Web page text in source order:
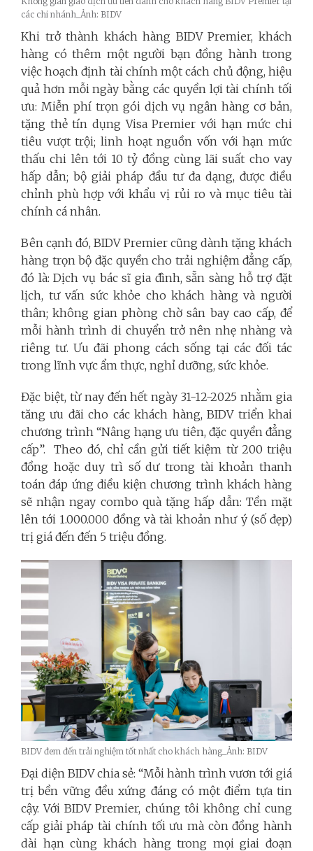
các chi nhánh_Ảnh: BIDV
Khi trở thành khách hàng BIDV Premier, khách
hàng có thêm một người bạn đồng hành trong
việc hoạch định tài chính một cách chủ động, hiệu
quả hơn mỗi ngày bằng các quyền lợi tài chính tối
ưu: Miễn phí trọn gói dịch vụ ngân hàng cơ bản,
tặng thẻ tín dụng Visa Premier với hạn mức chi
tiêu vượt trội; linh hoạt nguồn vốn với hạn mức
thấu chi lên tới 10 tỷ đồng cùng lãi suất cho vay
hấp dẫn; bộ giải pháp đầu tư đa dạng, được điều
chỉnh phù hợp với khẩu vị rủi ro và mục tiêu tài
chính cá nhân.
Bên cạnh đó, BIDV Premier cũng dành tặng khách
hàng trọn bộ đặc quyền cho trải nghiệm đẳng cấp,
đó là: Dịch vụ bác sĩ gia đình, sẵn sàng hỗ trợ đặt
lịch, tư vấn sức khỏe cho khách hàng và người
thân; không gian phòng chờ sân bay cao cấp, để
mỗi hành trình di chuyển trở nên nhẹ nhàng và
riêng tư. Ưu đãi phong cách sống tại các đối tác
trong lĩnh vực ẩm thực, nghỉ dưỡng, sức khỏe.
Đặc biệt, từ nay đến hết ngày 31-12-2025 nhằm gia
tăng ưu đãi cho các khách hàng, BIDV triển khai
chương trình “Nâng hạng ưu tiên, đặc quyền đẳng
cấp”. Theo đó, chỉ cần gửi tiết kiệm từ 200 triệu
đồng hoặc duy trì số dư trong tài khoản thanh
toán đáp ứng điều kiện chương trình khách hàng
sẽ nhận ngay combo quà tặng hấp dẫn: Tền mặt
lên tới 1.000.000 đồng và tài khoản như ý (số đẹp)
trị giá đến đến 5 triệu đồng.
BIDV đem đến trải nghiệm tốt nhất cho khách hàng_Ảnh: BIDV
Đại diện BIDV chia sẻ: “Mỗi hành trình vươn tới giá
trị bền vững đều xứng đáng có một điểm tựa tin
cậy. Với BIDV Premier, chúng tôi không chỉ cung
cấp giải pháp tài chính tối ưu mà còn đồng hành
dài hạn cùng khách hàng trong mọi giai đoạn